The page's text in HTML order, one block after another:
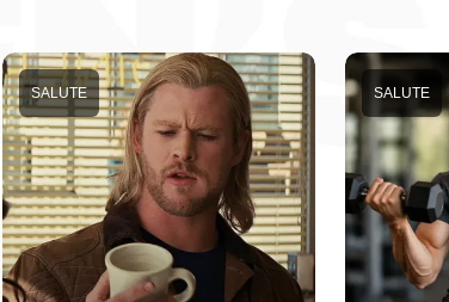
SALUTE SALUTE